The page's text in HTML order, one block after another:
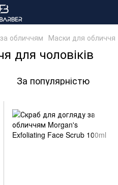
обличчям Маски для обличчя
для чоловіків
За популярністю